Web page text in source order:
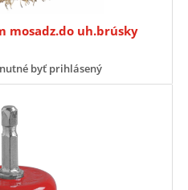
mosadz.do uh.brúsky
byť prihlásený